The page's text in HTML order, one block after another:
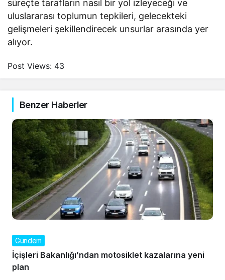
süreçte tarafların nasıl bir yol izleyeceği ve
uluslararası toplumun tepkileri, gelecekteki
gelişmeleri şekillendirecek unsurlar arasında yer
alıyor.
Post Views: 43
Benzer Haberler
Gündem
İçişleri Bakanlığı’ndan motosiklet kazalarına yeni
plan